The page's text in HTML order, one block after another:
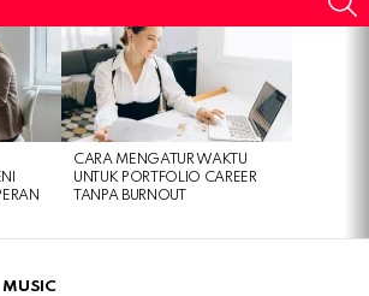
CARA MENGATUR WAKTU
UNTUK PORTFOLIO CAREER
TANPA BURNOUT
MUSIC